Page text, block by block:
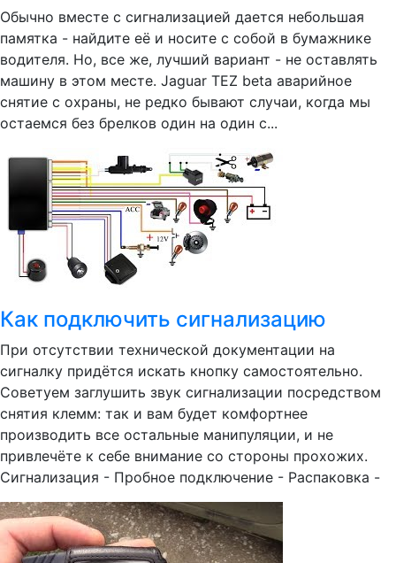
Обычно вместе с сигнализацией дается небольшая
памятка - найдите её и носите с собой в бумажнике
водителя. Но, все же, лучший вариант - не оставлять
машину в этом месте. Jaguar TEZ beta аварийное
снятие с охраны, не редко бывают случаи, когда мы
остаемся без брелков один на один с...
Как подключить сигнализацию
При отсутствии технической документации на
сигналку придётся искать кнопку самостоятельно.
Советуем заглушить звук сигнализации посредством
снятия клемм: так и вам будет комфортнее
производить все остальные манипуляции, и не
привлечёте к себе внимание со стороны прохожих.
Сигнализация - Пробное подключение - Распаковка -